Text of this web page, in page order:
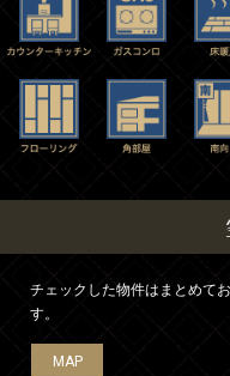
チェックした物件はまとめて
す。
MAP